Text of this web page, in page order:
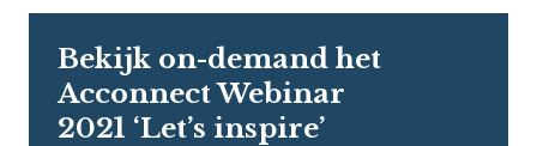
Bekijk on-demand het
Acconnect Webinar
2021 ‘Let’s inspire’